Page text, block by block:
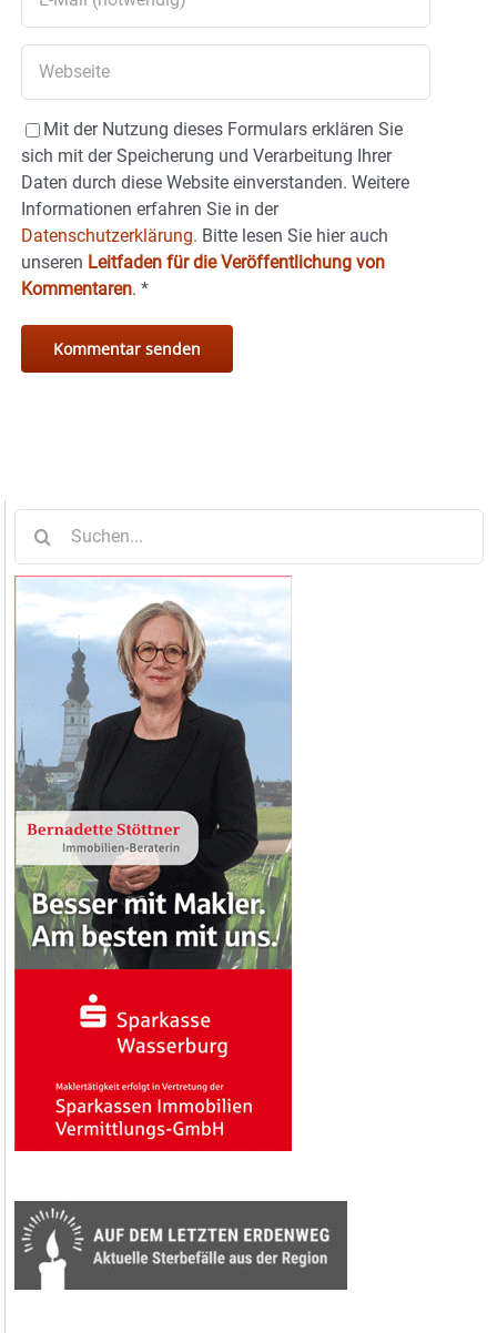
Mit der Nutzung dieses Formulars erklären Sie
sich mit der Speicherung und Verarbeitung Ihrer
Daten durch diese Website einverstanden. Weitere
Informationen erfahren Sie in der
Datenschutzerklärung. Bitte lesen Sie hier auch
unseren Leitfaden für die Veröffentlichung von
Kommentaren. *
nach: